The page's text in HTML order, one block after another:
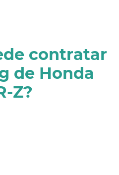
contratar
de Honda
Z?